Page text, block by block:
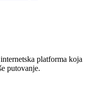
platforma koja
putovanje.